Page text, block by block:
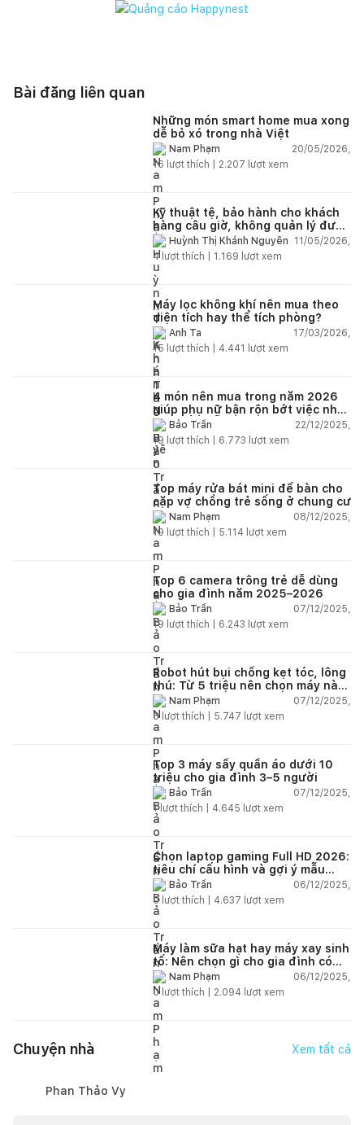
Bài đăng liên quan
Những món smart home mua xong
dễ bỏ xó trong nhà Việt
Nam Phạm
20/05/2026,
16 lượt thích | 2.207 lượt xem
Kỹ thuật tệ, bảo hành cho khách
hàng câu giờ, không quản lý được
nhân viên xây dựng của mình,
điện nhẹ, điện nước, tường quá
kém. Luôn đổ lỗi cho nhân viên.
Bảo hành quá tệ, tôi phải đợi rất
lâu mới dc bảo hành, liên hệ để
được bảo hành thì bơ khách
Huỳnh Thị Khánh Nguyên
11/05/2026,
4lượt thích | 1.169 lượt xem
Máy lọc không khí nên mua theo
diện tích hay thể tích phòng?
Anh Ta
17/03/2026,
15 lượt thích | 4.441 lượt xem
4 món nên mua trong năm 2026
giúp phụ nữ bận rộn bớt việc nhà,
nhẹ đầu mỗi ngày
Bảo Trần
22/12/2025,
19 lượt thích | 6.773 lượt xem
Top máy rửa bát mini để bàn cho
cặp vợ chồng trẻ sống ở chung cư
Nam Phạm
08/12/2025,
19 lượt thích | 5.114 lượt xem
Top 6 camera trông trẻ dễ dùng
cho gia đình năm 2025–2026
Bảo Trần
07/12/2025,
19 lượt thích | 6.243 lượt xem
Robot hút bụi chống kẹt tóc, lông
thú: Từ 5 triệu nên chọn máy nào
năm 2025–2026?
Nam Phạm
07/12/2025,
6lượt thích | 5.747 lượt xem
Top 3 máy sấy quần áo dưới 10
triệu cho gia đình 3–5 người
Bảo Trần
07/12/2025,
1lượt thích | 4.645 lượt xem
Chọn laptop gaming Full HD 2026:
tiêu chí cấu hình và gợi ý mẫu
đáng mua
Bảo Trần
06/12/2025,
0lượt thích | 4.637 lượt xem
Máy làm sữa hạt hay máy xay sinh
tố: Nên chọn gì cho gia đình có
trẻ nhỏ (2–4 người)?
Nam Phạm
06/12/2025,
0lượt thích | 2.094 lượt xem
Chuyện nhà Xem tất cả
Phan Thảo Vy